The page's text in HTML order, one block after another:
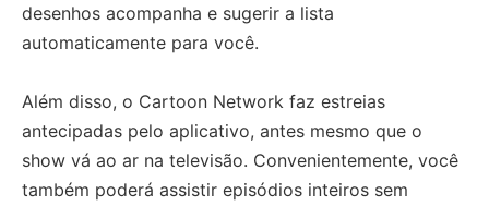
desenhos acompanha e sugerir a lista
automaticamente para você.
Além disso, o Cartoon Network faz estreias
antecipadas pelo aplicativo, antes mesmo que o
show vá ao ar na televisão. Convenientemente, você
também poderá assistir episódios inteiros sem